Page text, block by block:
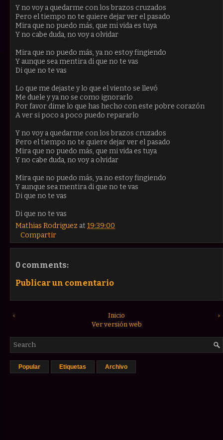
Y no voy a quedarme con los brazos cruzados
Pero el tiempo no te quiere dejar ver el pasado
Mira que no puedo más, que mi vida es tuya
Y no cabe duda, no voy a olvidar
Mira que no puedo más, ya no estoy fingiendo
Y aunque sea mentira di que no te vas
Di que no te vas
Lo que me dejaste y lo que el viento se llevó
Me duele y ya no se como ignorarlo
Por favor dime lo que has hecho con este pobre corazón
A ver si poco a poco puedo repararlo
Y no voy a quedarme con los brazos cruzados
Pero el tiempo no te quiere dejar ver el pasado
Mira que no puedo más, que mi vida es tuya
Y no cabe duda, no voy a olvidar
Mira que no puedo más, ya no estoy fingiendo
Y aunque sea mentira di que no te vas
Di que no te vas
Di que no te vas
Mathias Rodriguez at 19:39:00
Compartir
0 comments:
Publicar un comentario
‹ ›
Inicio
Ver versión web
Popular Etiquetas Archivo